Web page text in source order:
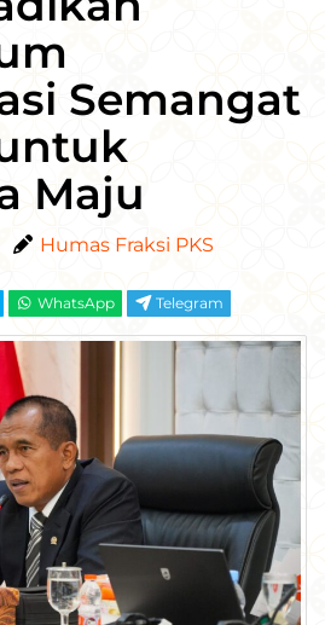
Semangat
Maju
Humas Fraksi PKS
WhatsApp Telegram